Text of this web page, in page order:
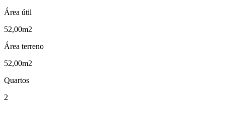
Área útil
52,00m2
Área terreno
52,00m2
Quartos
2